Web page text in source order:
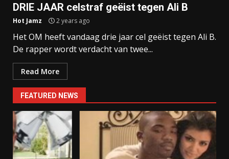
DRIE JAAR celstraf geëist tegen Ali B
Hot Jamz 2 years ago
Het OM heeft vandaag drie jaar cel geëist tegen Ali B.
De rapper wordt verdacht van twee...
Read More
FEATURED NEWS